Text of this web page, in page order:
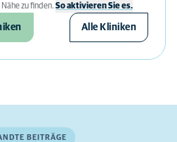
zu finden. So aktivieren Sie es.
Alle Kliniken
BEITRÄGE